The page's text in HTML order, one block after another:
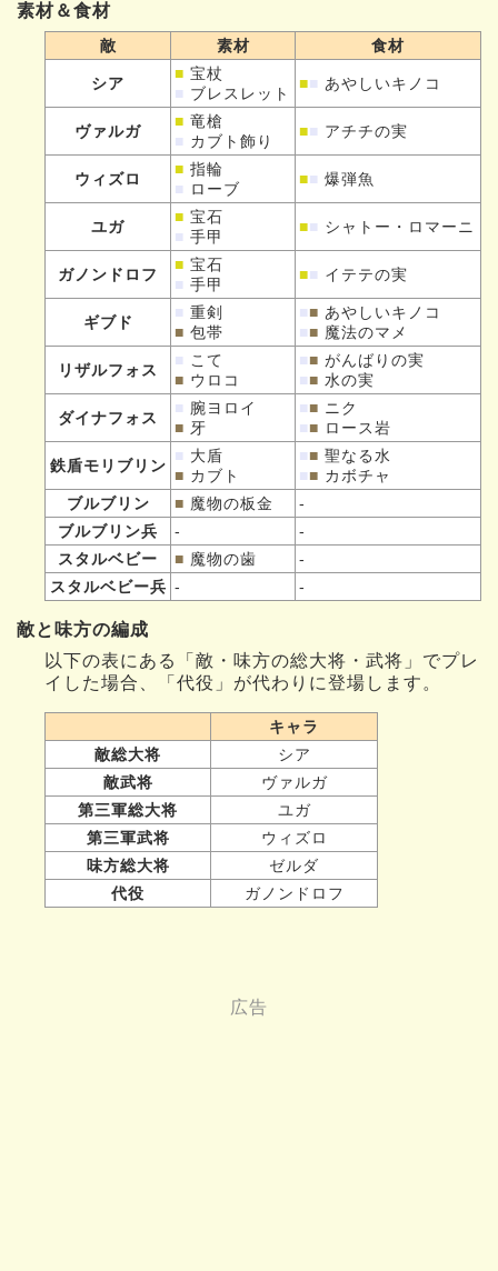
素材＆食材
敵 素材 食材
シア
■ 宝杖
■ ブレスレット
■■ あやしいキノコ
ヴァルガ
■ 竜槍
■ カブト飾り
■■ アチチの実
ウィズロ
■ 指輪
■ ローブ
■■ 爆弾魚
ユガ
■ 宝石
■ 手甲
■■ シャトー・ロマーニ
ガノンドロフ
■ 宝石
■ 手甲
■■ イテテの実
ギブド
■ 重剣
■ 包帯
■■ あやしいキノコ
■■ 魔法のマメ
リザルフォス
■ こて
■ ウロコ
■■ がんばりの実
■■ 水の実
ダイナフォス
■ 腕ヨロイ
■ 牙
■■ ニク
■■ ロース岩
鉄盾モリブリン
■ 大盾
■ カブト
■■ 聖なる水
■■ カボチャ
ブルブリン
■ 魔物の板金
-
ブルブリン兵
-
-
スタルベビー
■ 魔物の歯
-
スタルベビー兵 - -
敵と味方の編成
以下の表にある「敵・味方の総大将・武将」でプレ
イした場合、「代役」が代わりに登場します。
キャラ
敵総大将
シア
敵武将
ヴァルガ
第三軍総大将
ユガ
第三軍武将
ウィズロ
味方総大将
ゼルダ
代役
ガノンドロフ